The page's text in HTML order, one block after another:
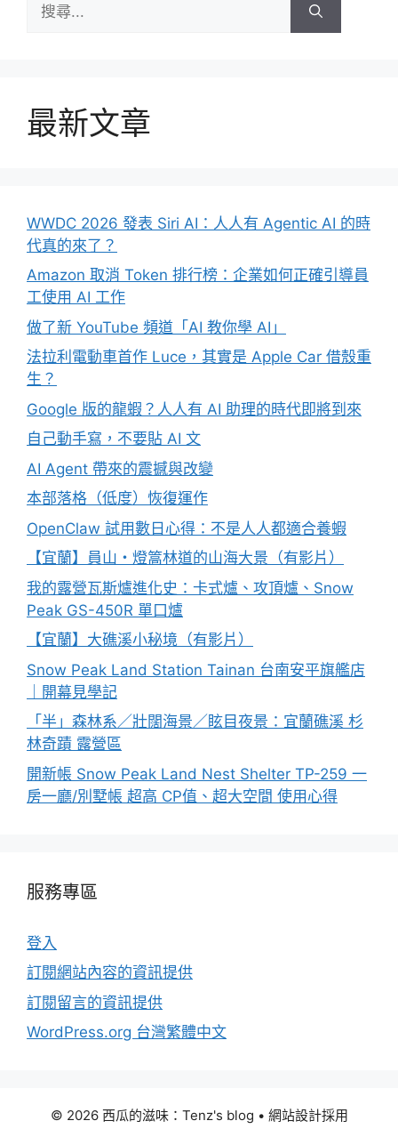
尋:
最新文章
WWDC 2026 發表 Siri AI：人人有 Agentic AI 的時
代真的來了？
Amazon 取消 Token 排行榜：企業如何正確引導員
工使用 AI 工作
做了新 YouTube 頻道「AI 教你學 AI」
法拉利電動車首作 Luce，其實是 Apple Car 借殼重
生？
Google 版的龍蝦？人人有 AI 助理的時代即將到來
自己動手寫，不要貼 AI 文
AI Agent 帶來的震撼與改變
本部落格（低度）恢復運作
OpenClaw 試用數日心得：不是人人都適合養蝦
【宜蘭】員山・燈篙林道的山海大景（有影片）
我的露營瓦斯爐進化史：卡式爐、攻頂爐、Snow
Peak GS-450R 單口爐
【宜蘭】大礁溪小秘境（有影片）
Snow Peak Land Station Tainan 台南安平旗艦店
｜開幕見學記
「半」森林系／壯闊海景／眩目夜景：宜蘭礁溪 杉
林奇蹟 露營區
開新帳 Snow Peak Land Nest Shelter TP-259 一
房一廳/別墅帳 超高 CP值、超大空間 使用心得
服務專區
登入
訂閱網站內容的資訊提供
訂閱留言的資訊提供
WordPress.org 台灣繁體中文
© 2026 西瓜的滋味：Tenz's blog • 網站設計採用